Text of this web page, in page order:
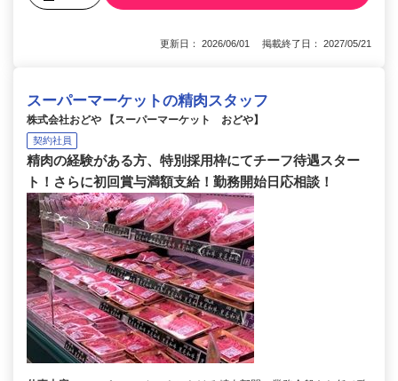
更新日： 2026/06/01 掲載終了日： 2027/05/21
スーパーマーケットの精肉スタッフ
株式会社おどや 【スーパーマーケット おどや】
契約社員
精肉の経験がある方、特別採用枠にてチーフ待遇スター
ト！さらに初回賞与満額支給！勤務開始日応相談！